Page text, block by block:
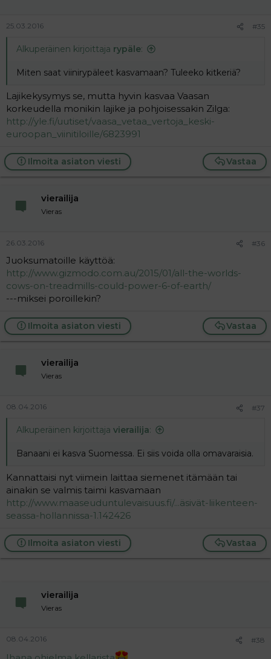
25.03.2016 #35
Alkuperäinen kirjoittaja rypäle:
Miten saat viinirypäleet kasvamaan? Tuleeko kitkeriä?
Lajikekysymys se, mutta hyvin kasvaa Vaasan
korkeudella monikin lajike ja pohjoisessakin Zilga:
http://yle.fi/uutiset/vaasa_vetaa_vertoja_keski-
euroopan_viinitiloille/6823991
Vastaa
Ilmoita asiaton viesti
vierailija
Vieras
26.03.2016 #36
Juoksumatoille käyttöä:
http://www.gizmodo.com.au/2015/01/all-the-worlds-
cows-on-treadmills-could-power-6-of-earth/
---miksei poroillekin?
Vastaa
Ilmoita asiaton viesti
vierailija
Vieras
08.04.2016 #37
Alkuperäinen kirjoittaja vierailija:
Banaani ei kasva Suomessa. Ei siis voida olla omavaraisia.
Kannattaisi nyt viimein laittaa siemenet itämään tai
ainakin se valmis taimi kasvamaan
http://www.maaseuduntulevaisuus.fi/...äsivät-liikenteen-
seassa-hollannissa-1.142426
Vastaa
Ilmoita asiaton viesti
vierailija
Vieras
08.04.2016 #38